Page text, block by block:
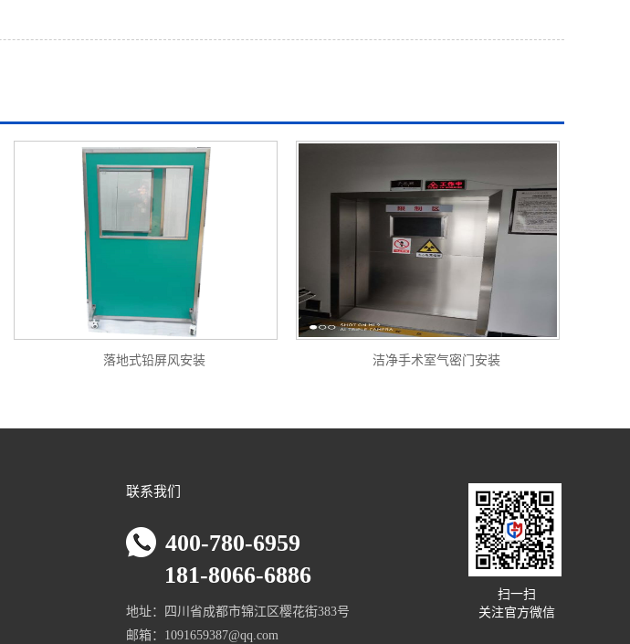
落地式铅屏风安装 洁净手术室气密门安装
联系我们
400-780-6959
181-8066-6886
地址：四川省成都市锦江区樱花街383号
邮箱：1091659387@qq.com
扫一扫
关注官方微信